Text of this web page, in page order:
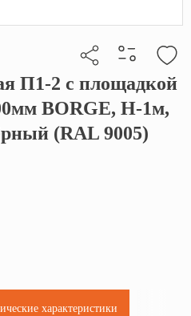
прямую ссылку
П1-2 с площадкой
BORGE, Н-1м,
(RAL 9005)
характеристики